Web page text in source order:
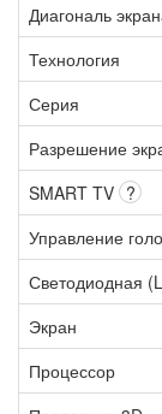
Диагональ
Технология
Серия
Разрешение
SMART TV ?
Управление
Светодиодная
Экран
Процессор